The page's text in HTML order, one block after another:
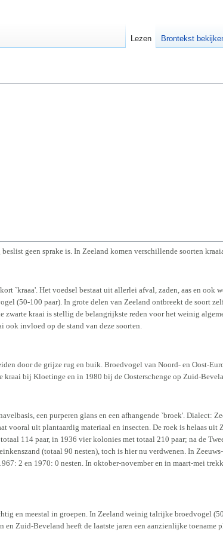
geen sprake is. In Zeeland komen verschillende soorten
`kraaa'. Het voedsel bestaat uit allerlei afval, zaden, aas en
(50-100 paar). In grote delen van Zeeland ontbreekt de soort
zwarte kraai is stellig de belangrijkste reden voor het weinig
ook invloed op de stand van deze soorten.
door de grijze rug en buik. Broedvogel van Noord- en Oost-
kraai bij Kloetinge en in 1980 bij de Oosterschenge op Zuid-
een purperen glans en een afhangende `broek'. Dialect:
vooral uit plantaardig materiaal en insecten. De roek is helaas
114 paar, in 1936 vier kolonies met totaal 210 paar; na de
(totaal 90 nesten), toch is hier nu verdwenen. In
2 en 1970: 0 nesten. In oktober-november en in maart-mei
en meestal in groepen. In Zeeland weinig talrijke broedvogel
Zuid-Beveland heeft de laatste jaren een aanzienlijke toename
Lezen Brontekst